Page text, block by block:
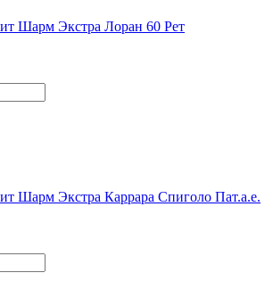
Шарм Экстра Лоран 60 Рет
Шарм Экстра Каррара Спиголо Пат.а.е.